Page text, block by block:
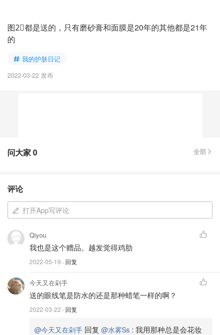
图2⃣️都是送的，只有磨砂膏和面膜是20年的其他都是21年
的
我的护肤日记
2022-03-22 发布
问大家0 全部
评论
打开App写评论
Qiyou
我也是这个赠品。越发觉得鸡肋
2022-05-19 · 回复
今天又在剁手
送的眼线笔是防水的还是那种蜡笔一样的啊？
2022-03-22 · 回复
@今天又在剁手 回复 @水雾Ss : 我用那种总是会花妆